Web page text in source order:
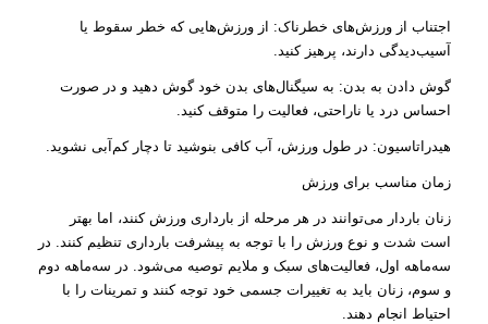
اجتناب از ورزش‌های خطرناک: از ورزش‌هایی که خطر سقوط یا
آسیب‌دیدگی دارند، پرهیز کنید.
گوش دادن به بدن: به سیگنال‌های بدن خود گوش دهید و در صورت
احساس درد یا ناراحتی، فعالیت را متوقف کنید.
هیدراتاسیون: در طول ورزش، آب کافی بنوشید تا دچار کم‌آبی نشوید.
زمان مناسب برای ورزش
زنان باردار می‌توانند در هر مرحله از بارداری ورزش کنند، اما بهتر
است شدت و نوع ورزش را با توجه به پیشرفت بارداری تنظیم کنند. در
سه‌ماهه اول، فعالیت‌های سبک و ملایم توصیه می‌شود. در سه‌ماهه دوم
و سوم، زنان باید به تغییرات جسمی خود توجه کنند و تمرینات را با
احتیاط انجام دهند.